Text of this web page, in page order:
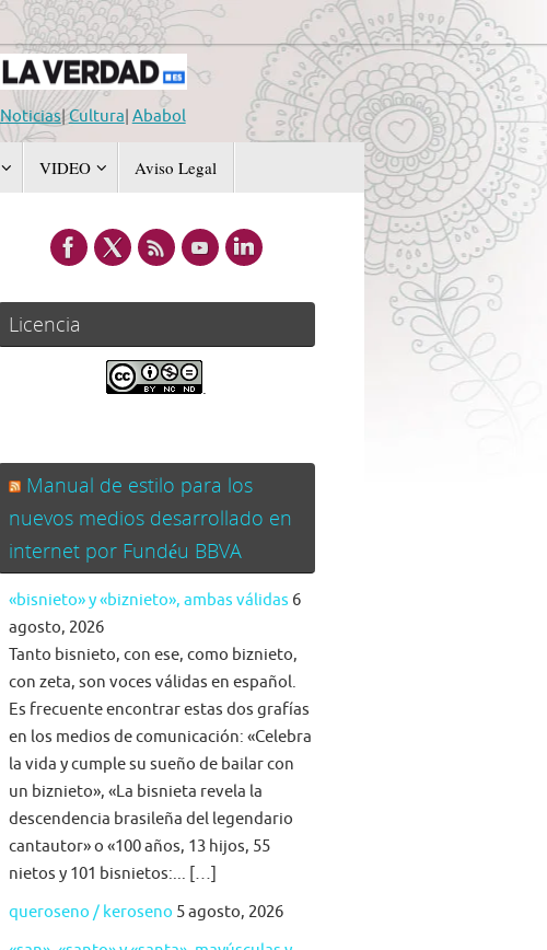
Noticias|Cultura| Ababol
VIDEO Aviso Legal
Licencia
.
Manual de estilo para los
nuevos medios desarrollado en
internet por Fundéu BBVA
«bisnieto» y «biznieto», ambas válidas 6
agosto, 2026
Tanto bisnieto, con ese, como biznieto,
con zeta, son voces válidas en español.
Es frecuente encontrar estas dos grafías
en los medios de comunicación: «Celebra
la vida y cumple su sueño de bailar con
un biznieto», «La bisnieta revela la
descendencia brasileña del legendario
cantautor» o «100 años, 13 hijos, 55
nietos y 101 bisnietos:... […]
queroseno / keroseno 5 agosto, 2026